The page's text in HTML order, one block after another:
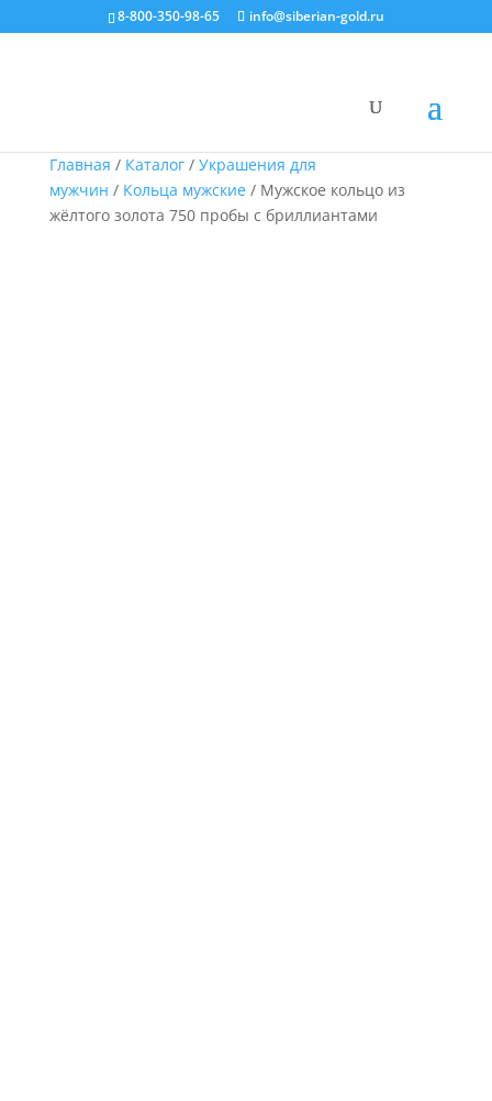
8-800-350-98-65 info@siberian-gold.ru
Главная / Каталог/ Украшения для
мужчин / Кольца мужские/ Мужское кольцо из
жёлтого золота 750 пробы с бриллиантами